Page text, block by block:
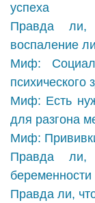
успеха
Правда ли,
воспаление
Миф:
психического
Миф: Есть
для разгона
Миф:
Правда
беременности
Правда ли,